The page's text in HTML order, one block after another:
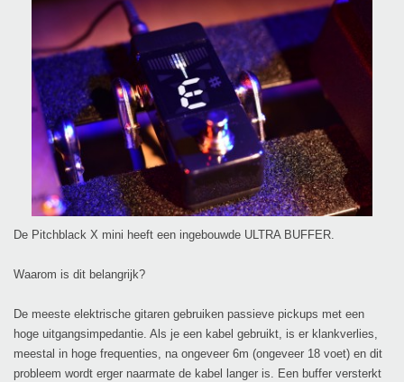
De Pitchblack X mini heeft een ingebouwde ULTRA BUFFER.
Waarom is dit belangrijk?
De meeste elektrische gitaren gebruiken passieve pickups met een
hoge uitgangsimpedantie. Als je een kabel gebruikt, is er klankverlies,
meestal in hoge frequenties, na ongeveer 6m (ongeveer 18 voet) en dit
probleem wordt erger naarmate de kabel langer is. Een buffer versterkt